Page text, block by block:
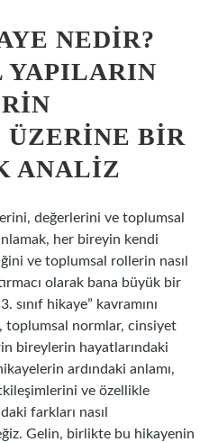
NEDIR?
YAPILARIN
BIR
ANALIZ
değerlerini ve toplumsal
her bireyin kendi
ve toplumsal rollerin nasıl
olarak bana büyük bir
sınıf hikaye” kavramını
toplumsal normlar, cinsiyet
bireylerin hayatlarındaki
ardındaki anlamı,
ve özellikle
farkları nasıl
Gelin, birlikte bu hikayenin